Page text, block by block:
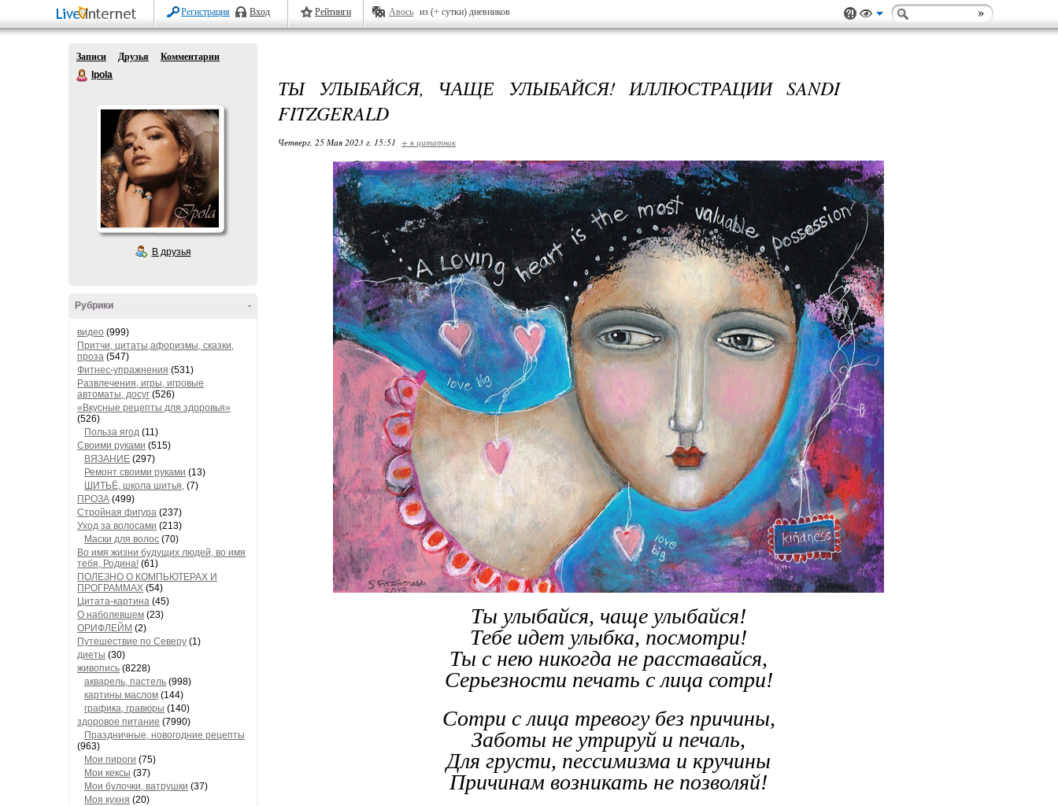
Регистрация Вход Рейтинги Авось из (+ сутки) дневников
Записи Друзья
Комментарии
Ipola
В друзья
-
Рубрики
видео (999)
Притчи, цитаты,афоризмы, сказки,
проза (547)
Фитнес-упражнения (531)
Развлечения, игры, игровые
автоматы, досуг (526)
«Вкусные рецепты для здоровья»
(526)
Польза ягод (11)
Своими руками (515)
ВЯЗАНИЕ (297)
Ремонт своими руками (13)
ШИТЬЁ, школа шитья, (7)
ПРОЗА (499)
Стройная фигура (237)
Уход за волосами (213)
Маски для волос (70)
Во имя жизни будущих людей, во имя
тебя, Родина! (61)
ПОЛЕЗНО О КОМПЬЮТЕРАХ И
ПРОГРАММАХ (54)
Цитата-картина (45)
О наболевшем (23)
ОРИФЛЕЙМ (2)
Путешествие по Северу (1)
диеты (30)
живопись (8228)
акварель, пастель (998)
картины маслом (144)
графика, гравюры (140)
здоровое питание (7990)
Праздничные, новогодние рецепты
(963)
Мои пироги (75)
Мои кексы (37)
Мои булочки, ватрушки (37)
Моя кухня (20)
ТЫ УЛЫБАЙСЯ, ЧАЩЕ УЛЫБАЙСЯ! ИЛЛЮСТРАЦИИ SANDI
FITZGERALD
Четверг, 25 Мая 2023 г. 15:51 + в цитатник
Ты улыбайся, чаще улыбайся!
Тебе идет улыбка, посмотри!
Ты с нею никогда не расставайся,
Серьезности печать с лица сотри!
Сотри с лица тревогу без причины,
Заботы не утрируй и печаль,
Для грусти, пессимизма и кручины
Причинам возникать не позволяй!